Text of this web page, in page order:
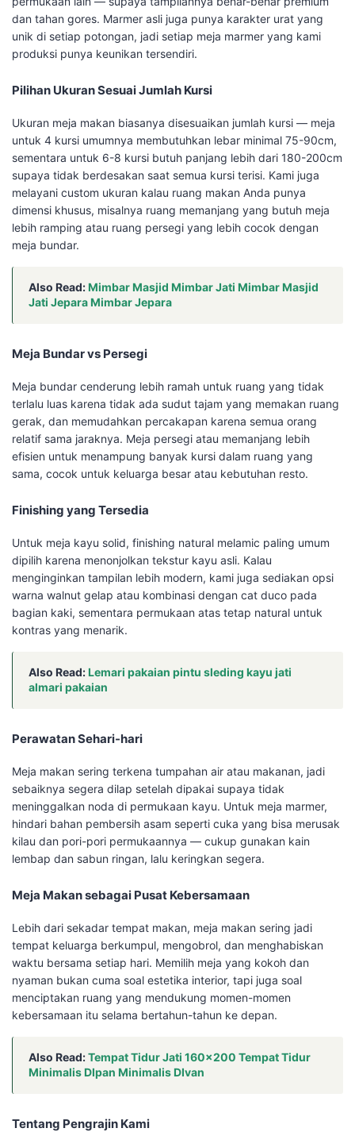
dan tahan gores. Marmer asli juga punya karakter urat yang
unik di setiap potongan, jadi setiap meja marmer yang kami
produksi punya keunikan tersendiri.
Pilihan Ukuran Sesuai Jumlah Kursi
Ukuran meja makan biasanya disesuaikan jumlah kursi — meja
untuk 4 kursi umumnya membutuhkan lebar minimal 75-90cm,
sementara untuk 6-8 kursi butuh panjang lebih dari 180-200cm
supaya tidak berdesakan saat semua kursi terisi. Kami juga
melayani custom ukuran kalau ruang makan Anda punya
dimensi khusus, misalnya ruang memanjang yang butuh meja
lebih ramping atau ruang persegi yang lebih cocok dengan
meja bundar.
Also Read:Mimbar Masjid Mimbar Jati Mimbar Masjid
Jati Jepara Mimbar Jepara
Meja Bundar vs Persegi
Meja bundar cenderung lebih ramah untuk ruang yang tidak
terlalu luas karena tidak ada sudut tajam yang memakan ruang
gerak, dan memudahkan percakapan karena semua orang
relatif sama jaraknya. Meja persegi atau memanjang lebih
efisien untuk menampung banyak kursi dalam ruang yang
sama, cocok untuk keluarga besar atau kebutuhan resto.
Finishing yang Tersedia
Untuk meja kayu solid, finishing natural melamic paling umum
dipilih karena menonjolkan tekstur kayu asli. Kalau
menginginkan tampilan lebih modern, kami juga sediakan opsi
warna walnut gelap atau kombinasi dengan cat duco pada
bagian kaki, sementara permukaan atas tetap natural untuk
kontras yang menarik.
Also Read:Lemari pakaian pintu sleding kayu jati
almari pakaian
Perawatan Sehari-hari
Meja makan sering terkena tumpahan air atau makanan, jadi
sebaiknya segera dilap setelah dipakai supaya tidak
meninggalkan noda di permukaan kayu. Untuk meja marmer,
hindari bahan pembersih asam seperti cuka yang bisa merusak
kilau dan pori-pori permukaannya — cukup gunakan kain
lembap dan sabun ringan, lalu keringkan segera.
Meja Makan sebagai Pusat Kebersamaan
Lebih dari sekadar tempat makan, meja makan sering jadi
tempat keluarga berkumpul, mengobrol, dan menghabiskan
waktu bersama setiap hari. Memilih meja yang kokoh dan
nyaman bukan cuma soal estetika interior, tapi juga soal
menciptakan ruang yang mendukung momen-momen
kebersamaan itu selama bertahun-tahun ke depan.
Also Read:Tempat Tidur Jati 160×200 Tempat Tidur
Minimalis DIpan Minimalis DIvan
Tentang Pengrajin Kami